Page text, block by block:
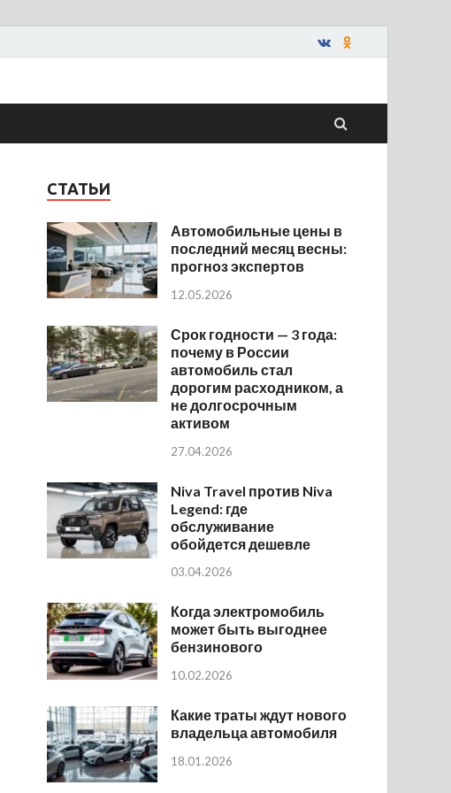
СТАТЬИ
Автомобильные цены в
последний месяц весны:
прогноз экспертов
12.05.2026
Срок годности — 3 года:
почему в России
автомобиль стал
дорогим расходником, а
не долгосрочным
активом
27.04.2026
Niva Travel против Niva
Legend: где
обслуживание
обойдется дешевле
03.04.2026
Когда электромобиль
может быть выгоднее
бензинового
10.02.2026
Какие траты ждут нового
владельца автомобиля
18.01.2026